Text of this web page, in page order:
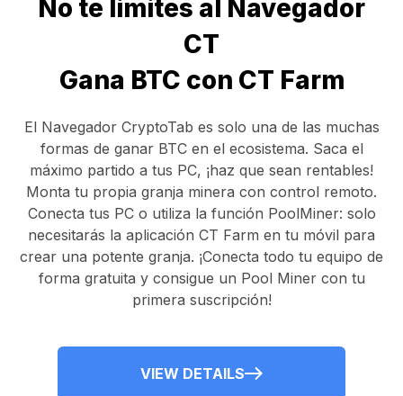
No te limites al Navegador
CT
Gana BTC con CT Farm
El Navegador CryptoTab es solo una de las muchas
formas de ganar BTC en el ecosistema. Saca el
máximo partido a tus PC, ¡haz que sean rentables!
Monta tu propia granja minera con control remoto.
Conecta tus PCo utiliza la función PoolMiner: solo
necesitarás la aplicación CT Farm en tu móvil para
crear una potente granja. ¡Conecta todo tu equipo de
forma gratuita y consigue un Pool Minercon tu
primera suscripción!
VIEW DETAILS